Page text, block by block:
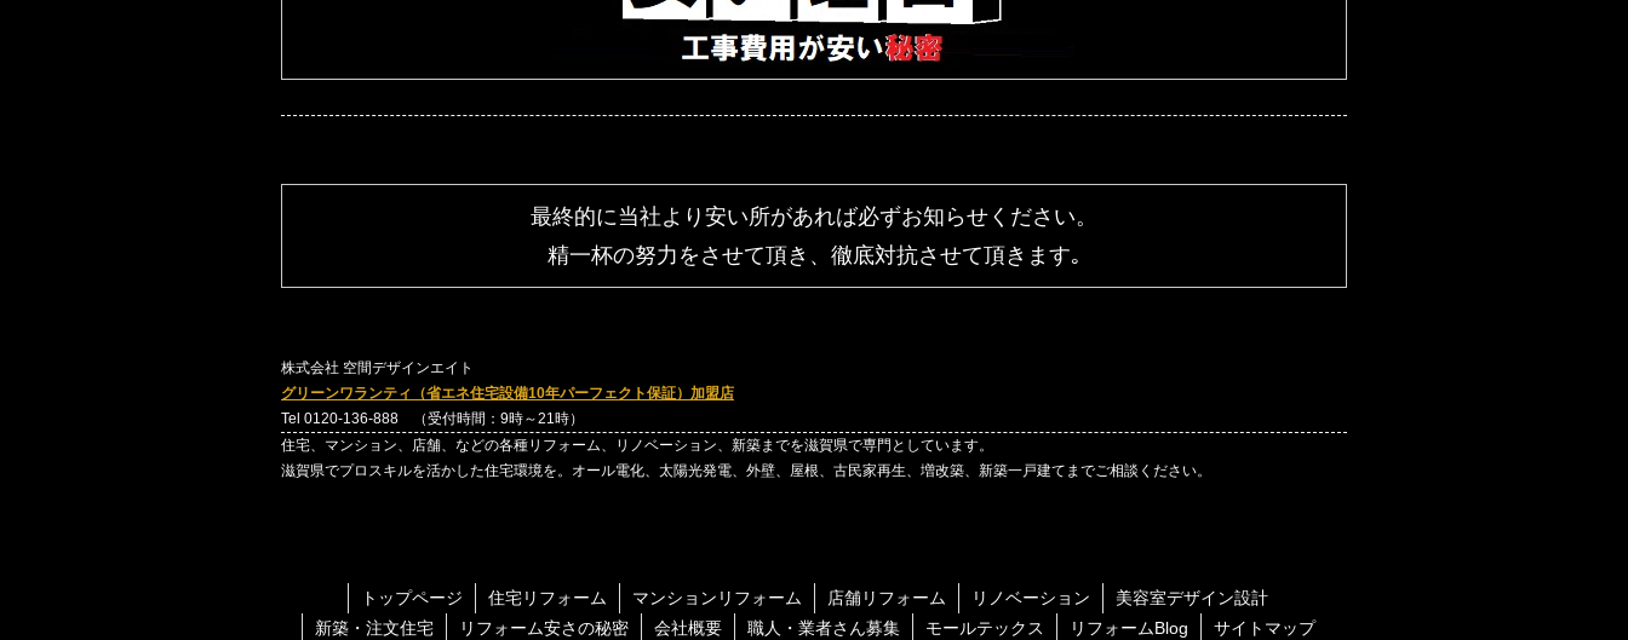
最終的に当社より安い所があれば必ずお知らせください。
精一杯の努力をさせて頂き、 徹底対抗させて頂きます｡
株式会社 空間デザインエイト
グリーンワランティ（省エネ住宅設備10年パーフェクト保証）加盟店
Tel 0120-136-888 （受付時間：9時～21時）
住宅、マンション、店舗、などの各種リフォーム、リノベーション、新築までを滋賀県で専門としています。
滋賀県でプロスキルを活かした住宅環境を。オール電化、太陽光発電、外壁、屋根、古民家再生、増改築、新築一戸建てまでご相談ください。
トップページ 住宅リフォーム マンションリフォーム 店舗リフォーム リノベーション
美容室デザイン設計
新築・注文住宅
リフォーム安さの秘密 会社概要 職人・業者さん募集 モールテックス リフォームBlog サイトマップ